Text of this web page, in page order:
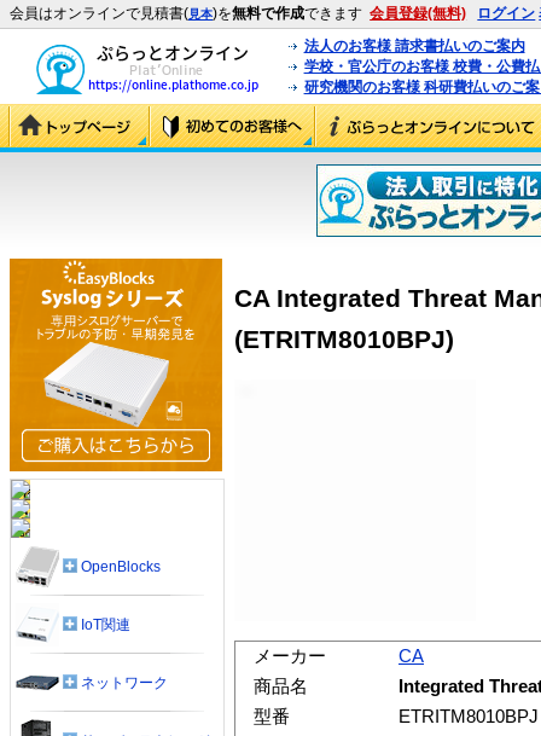
会員はオンラインで見積書(見本)を無料で作成できます 会員登録(無料) ログイン
法人のお客様 請求書払いのご案内
学校・官公庁のお客様 校費・公費
研究機関のお客様 科研費払いのご
CA Integrated Threat
(ETRITM8010BPJ)
メーカー
CA
商品名
Integrated
型番
ETRITM8010BPJ
OpenBlocks
IoT関連
ネットワーク